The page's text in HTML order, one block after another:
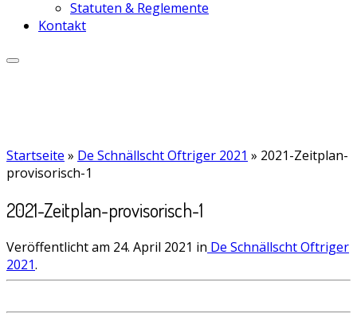
Statuten & Reglemente
Kontakt
Startseite » De Schnällscht Oftriger 2021 » 2021-Zeitplan-
provisorisch-1
2021-Zeitplan-provisorisch-1
Veröffentlicht am 24. April 2021 in De Schnällscht Oftriger
2021.